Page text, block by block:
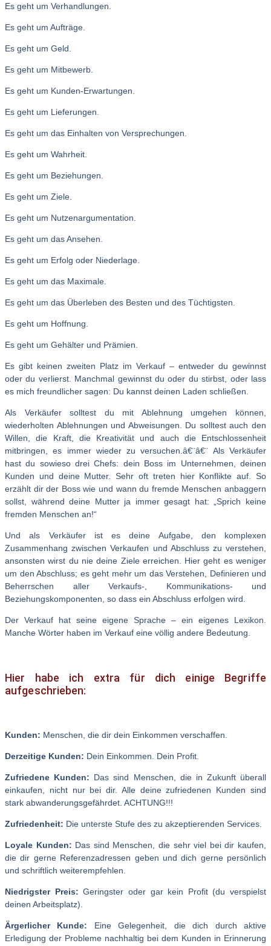
Es geht um Verhandlungen.
Es geht um Aufträge.
Es geht um Geld.
Es geht um Mitbewerb.
Es geht um Kunden-Erwartungen.
Es geht um Lieferungen.
Es geht um das Einhalten von Versprechungen.
Es geht um Wahrheit.
Es geht um Beziehungen.
Es geht um Ziele.
Es geht um Nutzenargumentation.
Es geht um das Ansehen.
Es geht um Erfolg oder Niederlage.
Es geht um das Maximale.
Es geht um das Überleben des Besten und des Tüchtigsten.
Es geht um Hoffnung.
Es geht um Gehälter und Prämien.
Es gibt keinen zweiten Platz im Verkauf – entweder du gewinnst
oder du verlierst. Manchmal gewinnst du oder du stirbst, oder lass
es mich freundlicher sagen: Du kannst deinen Laden schließen.
Als Verkäufer solltest du mit Ablehnung umgehen können,
wiederholten Ablehnungen und Abweisungen. Du solltest auch den
Willen, die Kraft, die Kreativität und auch die Entschlossenheit
mitbringen, es immer wieder zu versuchen.â€¨â€¨ Als Verkäufer
hast du sowieso drei Chefs: dein Boss im Unternehmen, deinen
Kunden und deine Mutter. Sehr oft treten hier Konflikte auf. So
erzählt dir der Boss wie und wann du fremde Menschen anbaggern
sollst, während deine Mutter ja immer gesagt hat: „Sprich keine
fremden Menschen an!“
Und als Verkäufer ist es deine Aufgabe, den komplexen
Zusammenhang zwischen Verkaufen und Abschluss zu verstehen,
ansonsten wirst du nie deine Ziele erreichen. Hier geht es weniger
um den Abschluss; es geht mehr um das Verstehen, Definieren und
Beherrschen aller Verkaufs-, Kommunikations- und
Beziehungskomponenten, so dass ein Abschluss erfolgen wird.
Der Verkauf hat seine eigene Sprache – ein eigenes Lexikon.
Manche Wörter haben im Verkauf eine völlig andere Bedeutung.
Hier habe ich extra für dich einige Begriffe
aufgeschrieben:
Kunden: Menschen, die dir dein Einkommen verschaffen.
Derzeitige Kunden: Dein Einkommen. Dein Profit.
Zufriedene Kunden: Das sind Menschen, die in Zukunft überall
einkaufen, nicht nur bei dir. Alle deine zufriedenen Kunden sind
stark abwanderungsgefährdet. ACHTUNG!!!
Zufriedenheit: Die unterste Stufe des zu akzeptierenden Services.
Loyale Kunden: Das sind Menschen, die sehr viel bei dir kaufen,
die dir gerne Referenzadressen geben und dich gerne persönlich
und schriftlich weiterempfehlen.
Niedrigster Preis: Geringster oder gar kein Profit (du verspielst
deinen Arbeitsplatz).
Ärgerlicher Kunde: Eine Gelegenheit, die dich durch aktive
Erledigung der Probleme nachhaltig bei dem Kunden in Erinnerung